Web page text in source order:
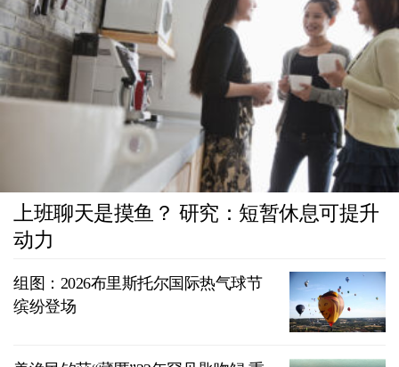
上班聊天是摸鱼？ 研究：短暂休息可提升
动力
组图：2026布里斯托尔国际热气球节
缤纷登场